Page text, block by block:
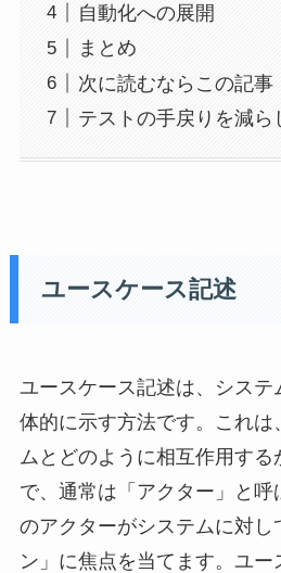
自動化への展開
まとめ
次に読むならこの記事
テストの手戻りを減ら
ユースケース記述
ユースケース記述は、システ
体的に示す方法です。これは
ムとどのように相互作用す
で、通常は「アクター」と呼
のアクターがシステムに対し
ン」に焦点を当てます。ユ